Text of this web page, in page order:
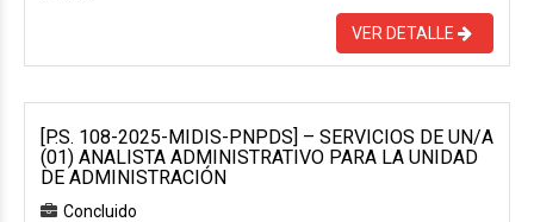
VER DETALLE
[P.S. 108-2025-MIDIS-PNPDS] – SERVICIOS DE UN/A
(01) ANALISTA ADMINISTRATIVO PARA LA UNIDAD
DE ADMINISTRACIÓN
Concluido